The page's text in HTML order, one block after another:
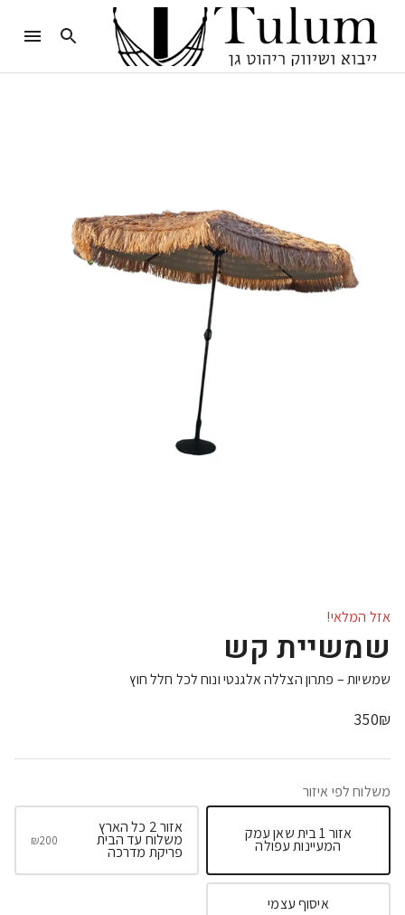
אזל המלאי!
שמשיית קש
שמשיות – פתרון הצללה אלגנטי ונוח לכל חלל חוץ
350₪
משלוח לפי איזור
אזור 1 בית שאן עמק
המעיינות עפולה
אזור 2 כל הארץ
משלוח עד הבית
פריקת מדרכה
₪200
איסוף עצמי